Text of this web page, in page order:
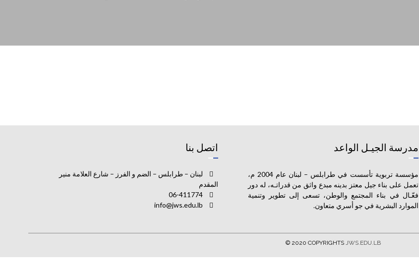
اتصل بنا
لبنان – طرابلس – الضم و الفرز – شارع العلامة منير
المقدم
06-411774
info@jws.edu.lb
مدرسة الجيـل الواعد
مؤسسة تربوية تأسست في طرابلس – لبنان عام 2004 م،
تعمل على بناء جيل معتز بدينه مبدع واثق من قدراتـه، له دور
فعّـال في بناء المجتمع والوطن، تسعى إلى تطوير وتنمية
الموارد البشرية في جو أسري متعاون.
© 2020 COPYRIGHTS JWS.EDU.LB